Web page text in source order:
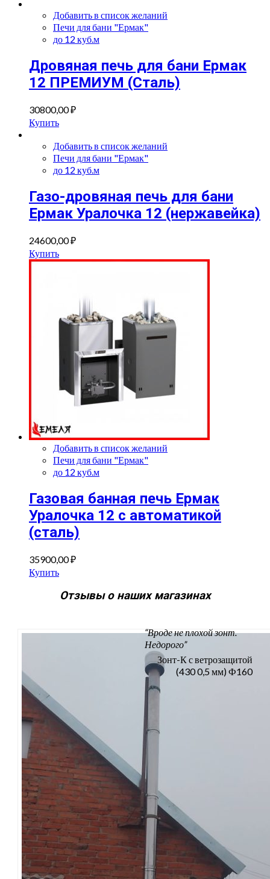
Добавить в список желаний
Печи для бани "Ермак"
до 12 куб.м
Дровяная печь для бани Ермак
12 ПРЕМИУМ (Сталь)
30800,00₽
Купить
Добавить в список желаний
Печи для бани "Ермак"
до 12 куб.м
Газо-дровяная печь для бани
Ермак Уралочка 12 (нержавейка)
24600,00₽
Купить
Добавить в список желаний
Печи для бани "Ермак"
до 12 куб.м
Газовая банная печь Ермак
Уралочка 12 с автоматикой
(сталь)
35900,00₽
Купить
Отзывы о наших магазинах
“Вроде не плохой зонт.
Недорого”
Зонт-К с ветрозащитой
(430 0,5 мм) Ф160